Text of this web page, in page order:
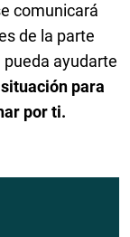
comunicará
de la parte
ayudarte
para
por ti.